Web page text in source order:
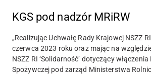
KGS pod nadzór MRiRW
„Realizując Uchwałę Rady Krajowej NSZZ
czerwca 2023 roku oraz mając na
NSZZ RI ‘Solidarność’ dotyczący
Spożywczej pod zarząd Ministerstwa